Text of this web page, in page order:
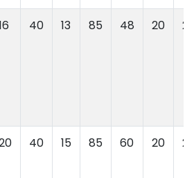
40 13 85 48 20 21
40 15 85 60 20